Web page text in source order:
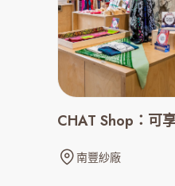
CHAT Shop：可
南豐紗廠